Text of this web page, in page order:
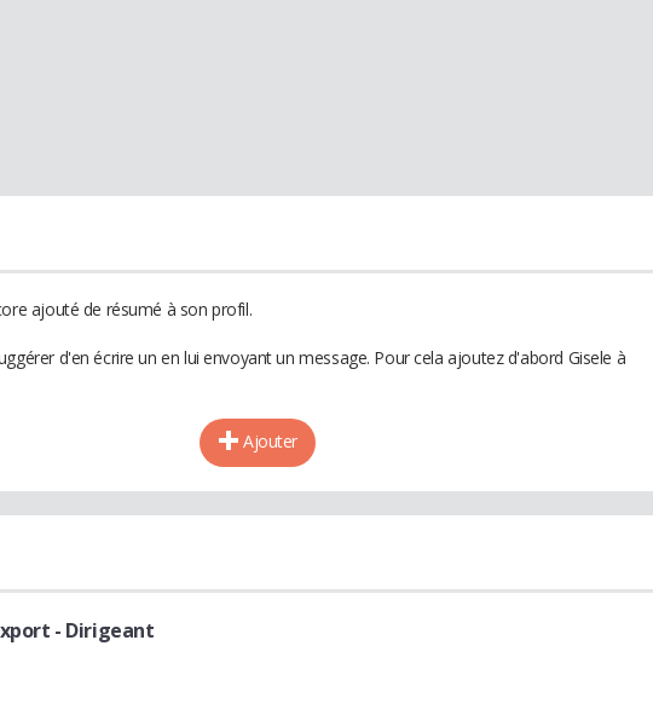
ajouté de résumé à son profil.
d'en écrire un en lui envoyant un message. Pour cela ajoutez d'abord Gisele à
Ajouter
- Dirigeant